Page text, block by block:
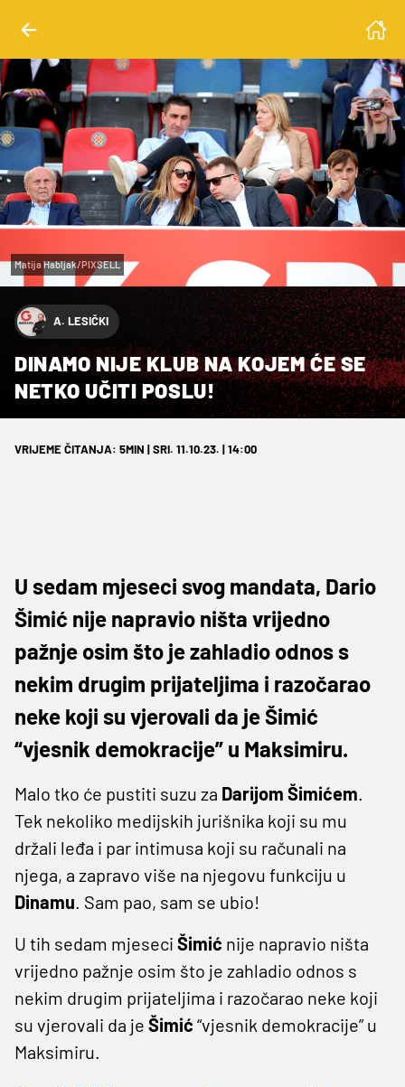
Matija Habljak/PIXSELL
A. LESIČKI
DINAMO NIJE KLUB NA KOJEM ĆE SE
NETKO UČITI POSLU!
VRIJEME ČITANJA: 5MIN | SRI. 11.10.23. | 14:00
U sedam mjeseci svog mandata, Dario
Šimić nije napravio ništa vrijedno
pažnje osim što je zahladio odnos s
nekim drugim prijateljima i razočarao
neke koji su vjerovali da je Šimić
“vjesnik demokracije” u Maksimiru.
Malo tko će pustiti suzu za Darijom Šimićem.
Tek nekoliko medijskih jurišnika koji su mu
držali leđa i par intimusa koji su računali na
njega, a zapravo više na njegovu funkciju u
Dinamu. Sam pao, sam se ubio!
U tih sedam mjeseci Šimić nije napravio ništa
vrijedno pažnje osim što je zahladio odnos s
nekim drugim prijateljima i razočarao neke koji
su vjerovali da je Šimić “vjesnik demokracije” u
Maksimiru.